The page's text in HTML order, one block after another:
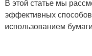
В этой статье мы
эффективных
использованием